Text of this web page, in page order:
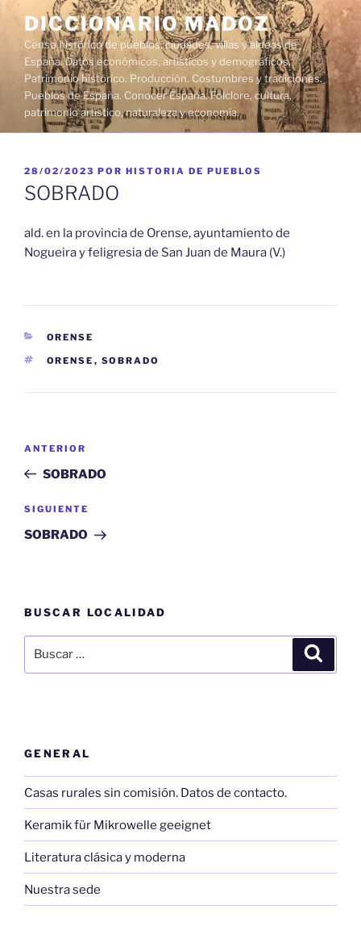
contenido
DICCIONARIO MADOZ
Censo histórico de pueblos, ciudades, villas y aldeas de
España. Datos económicos, artísticos y demográficos.
Patrimonio histórico. Producción. Costumbres y tradiciones.
Pueblos de España. Conocer España. Folclore, cultura,
patrimonio artístico, naturaleza y economía.
PUBLICADO
EL
28/02/2023 POR HISTORIA DE PUEBLOS
SOBRADO
ald. en la provincia de Orense, ayuntamiento de
Nogueira y feligresia de San Juan de Maura (V.)
CATEGORÍAS
ORENSE
ETIQUETAS
ORENSE , SOBRADO
entradas
Entrada
anterior:
ANTERIOR
SOBRADO
Siguiente
entrada
SIGUIENTE
SOBRADO
BUSCAR LOCALIDAD
por:
GENERAL
Casas rurales sin comisión. Datos de contacto.
Keramik für Mikrowelle geeignet
Literatura clásica y moderna
Nuestra sede